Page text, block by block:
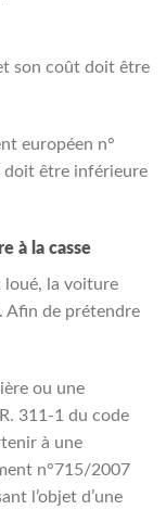
son coût doit être
européen n°
doit être inférieure
à la casse
loué, la voiture
Afin de prétendre
ou une
311-1 du code
à une
n°715/2007
l’objet d’une